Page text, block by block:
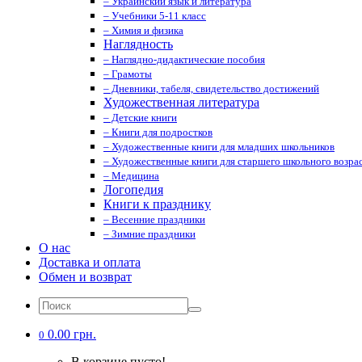
– Учебники 5-11 класс
– Химия и физика
Наглядность
– Наглядно-дидактические пособия
– Грамоты
– Дневники, табеля, свидетельство достижений
Художественная литература
– Детские книги
– Книги для подростков
– Художественные книги для младших школьников
– Художественные книги для старшего школьного
– Медицина
Логопедия
Книги к празднику
– Весенние праздники
– Зимние праздники
О нас
Доставка и оплата
Обмен и возврат
0 0.00 грн.